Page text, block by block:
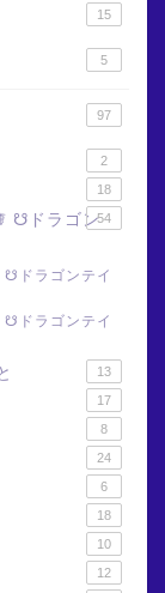
15
5
97
2
18
☋ドラゴン54
ドラゴンテイ
ドラゴンテイ
13
17
8
24
6
18
10
12